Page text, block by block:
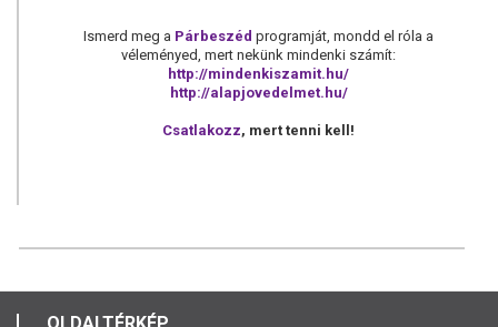
Ismerd meg a Párbeszéd programját, mondd el róla a
véleményed, mert nekünk mindenki számít:
http://mindenkiszamit.hu/
http://alapjovedelmet.hu/
Csatlakozz, mert tenni kell!